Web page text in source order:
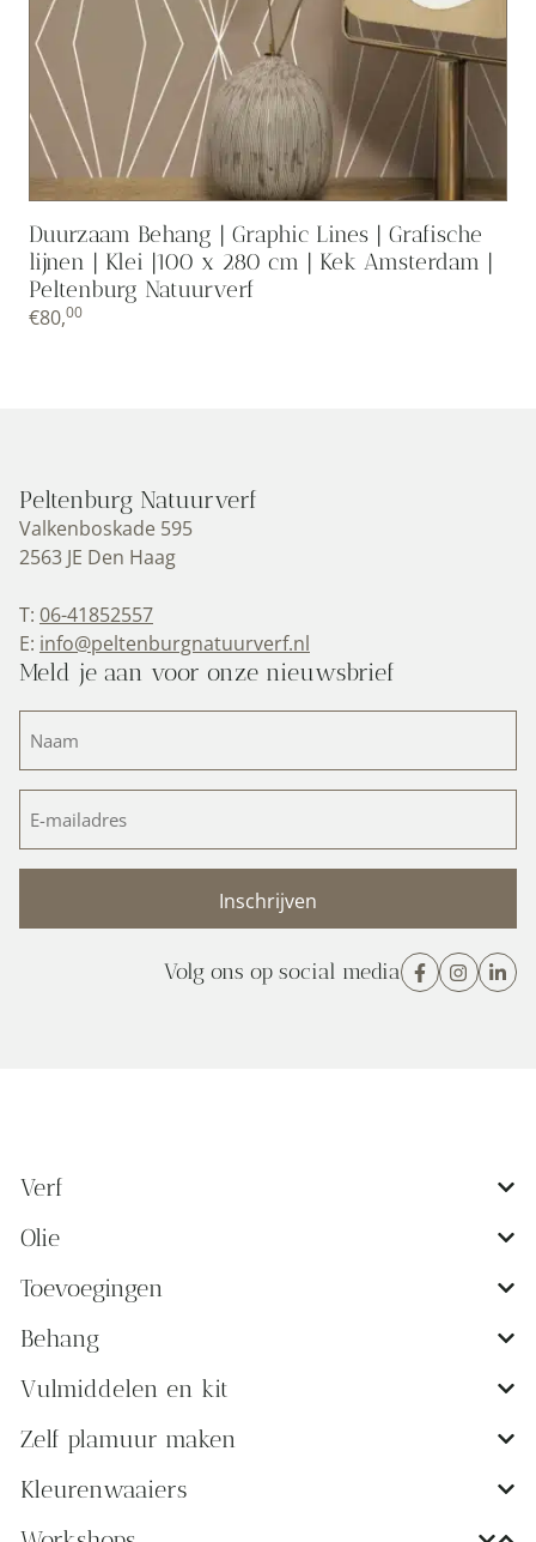
Duurzaam Behang | Graphic Lines | Grafische
lijnen | Klei |100 x 280 cm | Kek Amsterdam |
Peltenburg Natuurverf
€80,00
Peltenburg Natuurverf
Valkenboskade 595
2563 JE Den Haag
T: 06-41852557
E: info@peltenburgnatuurverf.nl
Meld je aan voor onze nieuwsbrief
(Vereist)
mailadres
Volg ons op social media
Verf
Olie
Toevoegingen
Behang
Vulmiddelen en kit
Zelf plamuur maken
Kleurenwaaiers